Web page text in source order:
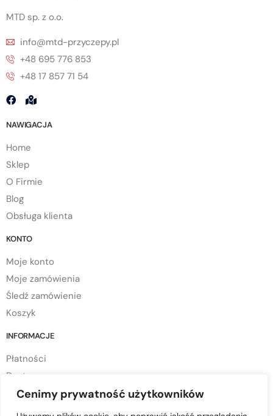
Cenimy prywatność użytkowników
MTD sp. z o.o.
info@mtd-przyczepy.pl
+48 695 776 853
+48 17 857 71 54
NAWIGACJA
Home
Sklep
O Firmie
Blog
Obsługa klienta
KONTO
Moje konto
Moje zamówienia
Śledź zamówienie
Koszyk
INFORMACJE
Płatności
Dostawa
Regulamin sklepu
Polityka prywatności